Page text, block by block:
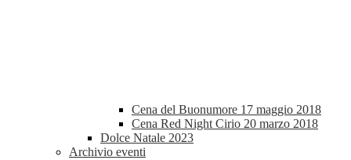
Cena del Buonumore 17 maggio 2018
Cena Red Night Cirio 20 marzo 2018
Dolce Natale 2023
Archivio eventi